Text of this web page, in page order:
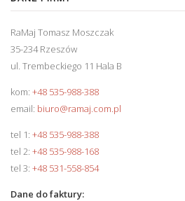
RaMaj Tomasz Moszczak
35-234 Rzeszów
ul. Trembeckiego 11 Hala B
kom: +48 535-988-388
email: biuro@ramaj.com.pl
tel 1: +48 535-988-388
tel 2: +48 535-988-168
tel 3: +48 531-558-854
Dane do faktury: